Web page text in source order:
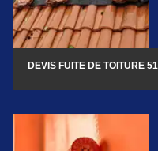
DEVIS FUITE DE TOITURE 51